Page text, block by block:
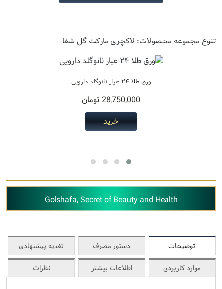
تنوع مجموعه محصولات: لاکچری مارکت گل شفا
ورق طلا ۲۴ عیار نانوگلد دارویی
28,750,000تومان
خرید
Golshafa, Secret of Beauty and Health
توضیحات دستور مصرف
تغذیه پیشنهادی
موارد کاربردی
اطلاعات بیشتر نظرات